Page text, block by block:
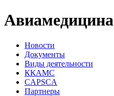
Авиамедицина
Новости
Документы
Виды деятельности
ККАМС
CAPSCA
Партнеры